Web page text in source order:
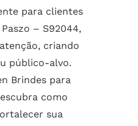
para clientes
– S92044,
criando
público-alvo.
Brindes para
como
sua